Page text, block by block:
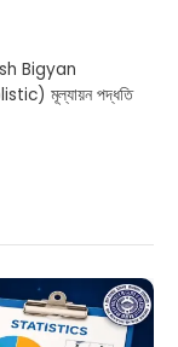
Bigyan
মূল্যায়ন পদ্ধতি